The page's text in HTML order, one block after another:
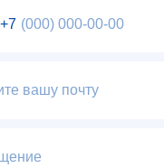
+7